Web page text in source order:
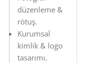
düzenleme &
rötuş.
Kurumsal
kimlik & logo
tasarımı.